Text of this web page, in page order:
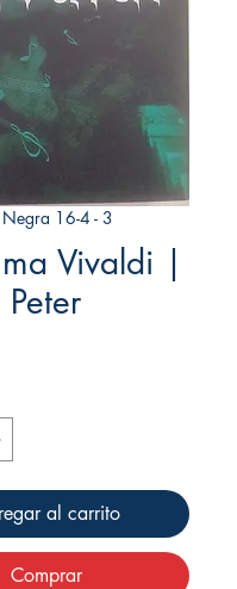
16-4 - 3
Vivaldi |
al carrito
Comprar